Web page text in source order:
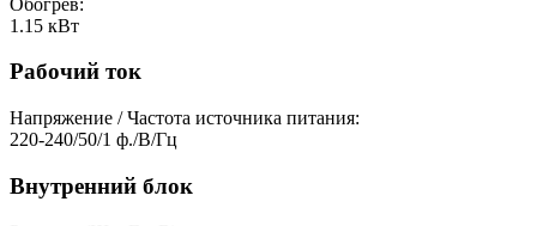
1.15 кВт
Рабочий ток
Напряжение / Частота источника питания:
220-240/50/1 ф./В/Гц
Внутренний блок